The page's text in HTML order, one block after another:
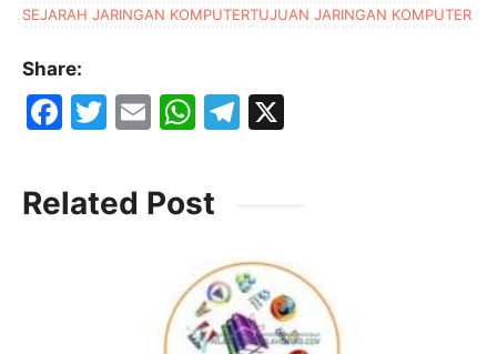
SEJARAH JARINGAN KOMPUTERTUJUAN JARINGAN KOMPUTER
Share:
F
c
e
T
itt
er
E
ai
l
W
at
s
p
p
T
a
m
Related Post